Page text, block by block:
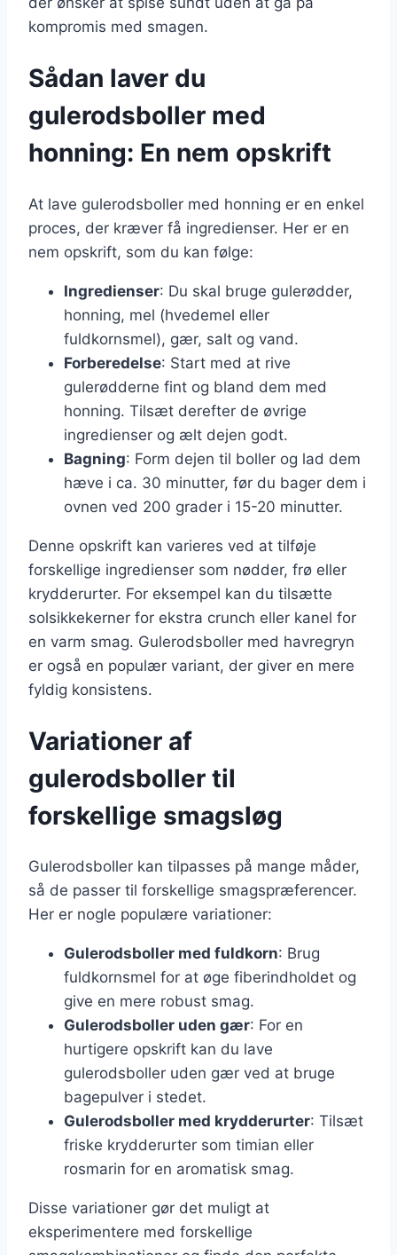
kompromis med smagen.
Sådan laver du
gulerodsboller med
honning: En nem opskrift
At lave gulerodsboller med honning er en enkel
proces, der kræver få ingredienser. Her er en
nem opskrift, som du kan følge:
Ingredienser: Du skal bruge gulerødder,
honning, mel (hvedemel eller
fuldkornsmel), gær, salt og vand.
Forberedelse: Start med at rive
gulerødderne fint og bland dem med
honning. Tilsæt derefter de øvrige
ingredienser og ælt dejen godt.
Bagning: Form dejen til boller og lad dem
hæve i ca. 30 minutter, før du bager dem i
ovnen ved 200 grader i 15-20 minutter.
Denne opskrift kan varieres ved at tilføje
forskellige ingredienser som nødder, frø eller
krydderurter. For eksempel kan du tilsætte
solsikkekerner for ekstra crunch eller kanel for
en varm smag. Gulerodsboller med havregryn
er også en populær variant, der giver en mere
fyldig konsistens.
Variationer af
gulerodsboller til
forskellige smagsløg
Gulerodsboller kan tilpasses på mange måder,
så de passer til forskellige smagspræferencer.
Her er nogle populære variationer:
Gulerodsboller med fuldkorn: Brug
fuldkornsmel for at øge fiberindholdet og
give en mere robust smag.
Gulerodsboller uden gær: For en
hurtigere opskrift kan du lave
gulerodsboller uden gær ved at bruge
bagepulver i stedet.
Gulerodsboller med krydderurter: Tilsæt
friske krydderurter som timian eller
rosmarin for en aromatisk smag.
Disse variationer gør det muligt at
eksperimentere med forskellige